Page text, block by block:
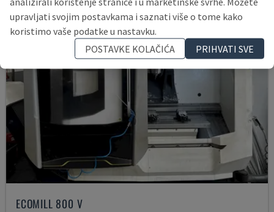
ECOMILL 800 V
upravljati svojim postavkama i saznati više o tome kako
koristimo vaše podatke u nastavku.
POSTAVKE KOLAČIĆA
PRIHVATI SVE